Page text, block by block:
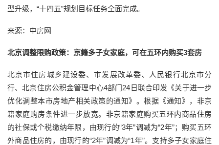
型升级，“十四五”规划目标任务全面完成。
来源：中房网
北京调整限购政策：京籍多子女家庭，可在五环内购买3套房
北京市住房城乡建设委、市发展改革委、人民银行北京市分
行、北京住房公积金管理中心4部门24日联合印发《关于进一步
优化调整本市房地产相关政策的通知》。根据《通知》，非京
籍家庭购房条件进一步放宽。非京籍家庭购买五环内商品住房
的社保或个税缴纳年限，由现行的“3年”调减为“2年”；购买五环
外商品住房的，由现行的“2年”调减为“1年”。支持多子女家庭住